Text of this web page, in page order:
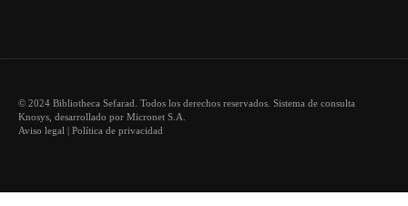
© 2024 Bibliotheca Sefarad. Todos los derechos reservados. Sistema de consulta
Knosys , desarrollado por Micronet S.A.
Aviso legal | Política de privacidad